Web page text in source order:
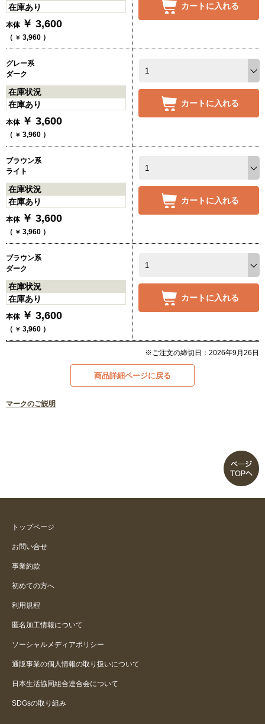
在庫あり
本体 ￥ 3,600
（ ￥ 3,960 ）
カートに入れる
グレー系
ダーク
在庫状況
在庫あり
本体 ￥ 3,600
（ ￥ 3,960 ）
カートに入れる
ブラウン系
ライト
在庫状況
在庫あり
本体 ￥ 3,600
（ ￥ 3,960 ）
カートに入れる
ブラウン系
ダーク
在庫状況
在庫あり
本体 ￥ 3,600
（ ￥ 3,960 ）
カートに入れる
※ご注文の締切日：2026年9月26日
商品詳細ページに戻る
マークのご説明
トップページ
お問い合せ
事業約款
初めての方へ
利用規程
匿名加工情報について
ソーシャルメディアポリシー
通販事業の個人情報の取り扱いについて
日本生活協同組合連合会について
SDGsの取り組み